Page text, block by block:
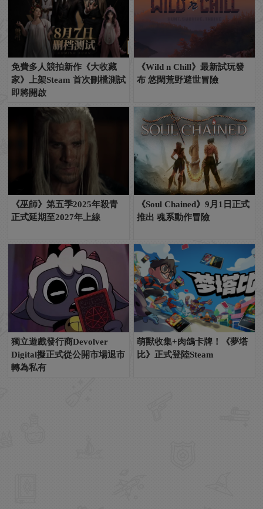
免費多人競拍新作《大收藏
家》上架Steam 首次刪檔測試
即將開啟
《Wild n Chill》最新試玩發
布 悠閑荒野避世冒險
《巫師》第五季2025年殺青
正式延期至2027年上線
《Soul Chained》9月1日正式
推出 魂系動作冒險
獨立遊戲發行商Devolver
Digital擬正式從公開市場退市
轉為私有
萌獸收集+肉鴿卡牌！《夢塔
比》正式登陸Steam